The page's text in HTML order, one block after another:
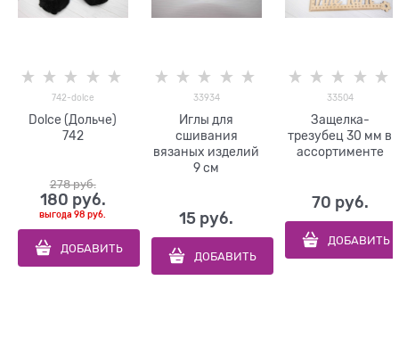
742-dolce
Dolce (Дольче)
742
278 руб.
180 руб.
выгода98 руб.
ДОБАВИТЬ
33934
Иглы для
сшивания
вязаных изделий
9 см
15 руб.
ДОБАВИТЬ
33504
Защелка-
трезубец 30 мм в
ассортименте
70 руб.
ДОБАВИТЬ